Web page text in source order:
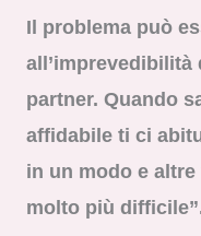
Il problema può
all’imprevedibilità
partner. Quando
affidabile ti ci
in un modo e
molto più